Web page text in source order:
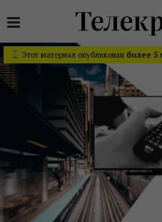
Этот материал опубликован более 5